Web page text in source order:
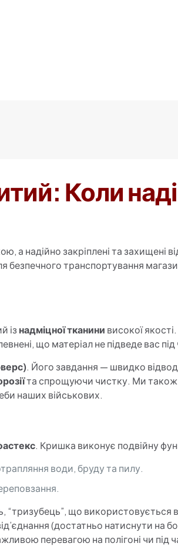
Коли
а надійно закріплені та захищені
безпечного транспортування
ізнадміцної тканини високої
що матеріал не підведе вас під
. Його завдання — швидко
та спрощуючи чистку. Ми також
наших військових.
. Кришка виконує подвійну
води, бруду та пилу.
“тризубець”, що використовується
(достатньо натиснути на
перевагою на полігоні чи під